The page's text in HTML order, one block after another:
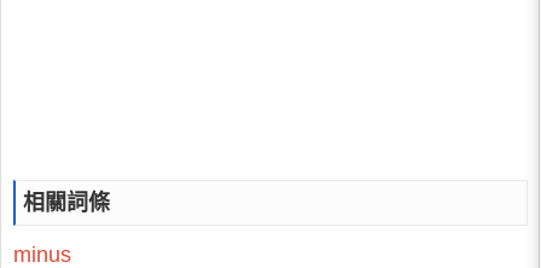
相關詞條
minus